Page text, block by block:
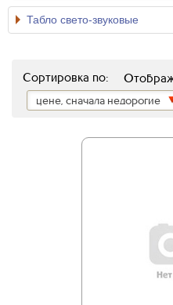
Табло свето-звуковые
Сортировка по:
цене, сначала недорогие